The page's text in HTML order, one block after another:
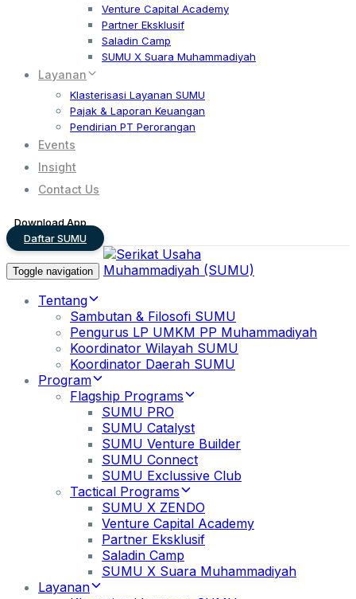
Venture Capital Academy
Partner Eksklusif
Saladin Camp
SUMU X Suara Muhammadiyah
Layanan
Klasterisasi Layanan SUMU
Pajak & Laporan Keuangan
Pendirian PT Perorangan
Events
Insight
Contact Us
Download App
Daftar SUMU
Toggle navigation
Tentang
Sambutan & Filosofi SUMU
Pengurus LP UMKM PP Muhammadiyah
Koordinator Wilayah SUMU
Koordinator Daerah SUMU
Program
Flagship Programs
SUMU PRO
SUMU Catalyst
SUMU Venture Builder
SUMU Connect
SUMU Exclussive Club
Tactical Programs
SUMU X ZENDO
Venture Capital Academy
Partner Eksklusif
Saladin Camp
SUMU X Suara Muhammadiyah
Layanan